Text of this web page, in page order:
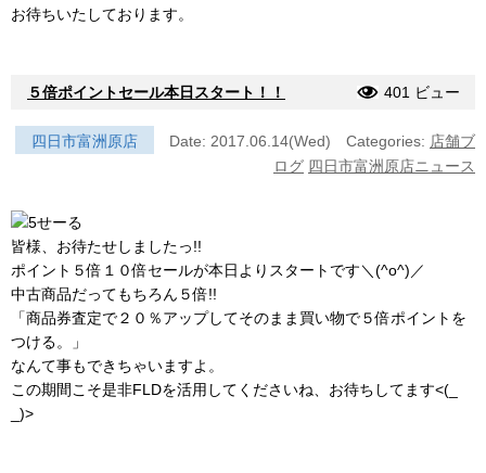
お待ちいたしております。
５倍ポイントセール本日スタート！！ 401 ビュー
四日市富洲原店 Date: 2017.06.14(Wed) Categories: 店舗ブ
ログ 四日市富洲原店ニュース
皆様、お待たせしましたっ!!
ポイント５倍１０倍セールが本日よりスタートです＼(^o^)／
中古商品だってもちろん５倍!!
「商品券査定で２０％アップしてそのまま買い物で５倍ポイントを
つける。」
なんて事もできちゃいますよ。
この期間こそ是非FLDを活用してくださいね、お待ちしてます<(_
_)>